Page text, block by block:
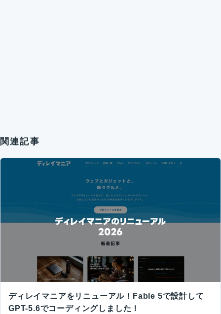
関連記事
ディレイマニアをリニューアル！Fable 5で設計して
GPT-5.6でコーディングしました！